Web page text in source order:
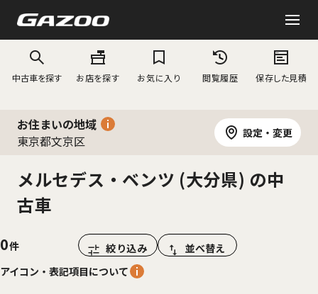
中古車を探す お店を探す お気に入り 閲覧履歴 保存した見積
お住まいの地域
東京都文京区
設定・変更
メルセデス・ベンツ (大分県) の中
古車
0 絞り込み
並べ替え
アイコン・表記項目について